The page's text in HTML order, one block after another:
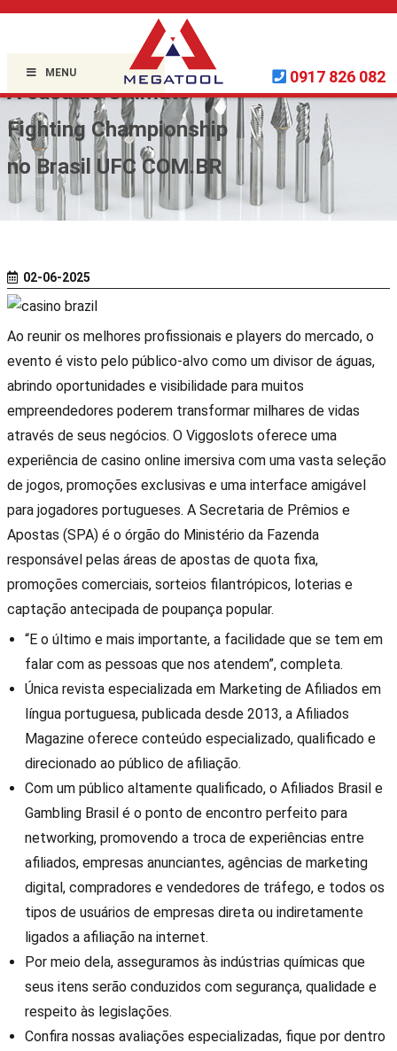
MENU 0917 826 082
Uncategorized »
A casa do Ultimate
Fighting Championship
no Brasil UFC COM.BR
02-06-2025
Ao reunir os melhores profissionais e players do mercado, o
evento é visto pelo público-alvo como um divisor de águas,
abrindo oportunidades e visibilidade para muitos
empreendedores poderem transformar milhares de vidas
através de seus negócios. O Viggoslots oferece uma
experiência de casino online imersiva com uma vasta seleção
de jogos, promoções exclusivas e uma interface amigável
para jogadores portugueses. A Secretaria de Prêmios e
Apostas (SPA) é o órgão do Ministério da Fazenda
responsável pelas áreas de apostas de quota fixa,
promoções comerciais, sorteios filantrópicos, loterias e
captação antecipada de poupança popular.
“E o último e mais importante, a facilidade que se tem em
falar com as pessoas que nos atendem”, completa.
Única revista especializada em Marketing de Afiliados em
língua portuguesa, publicada desde 2013, a Afiliados
Magazine oferece conteúdo especializado, qualificado e
direcionado ao público de afiliação.
Com um público altamente qualificado, o Afiliados Brasil e
Gambling Brasil é o ponto de encontro perfeito para
networking, promovendo a troca de experiências entre
afiliados, empresas anunciantes, agências de marketing
digital, compradores e vendedores de tráfego, e todos os
tipos de usuários de empresas direta ou indiretamente
ligados a afiliação na internet.
Por meio dela, asseguramos às indústrias químicas que
seus itens serão conduzidos com segurança, qualidade e
respeito às legislações.
Confira nossas avaliações especializadas, fique por dentro